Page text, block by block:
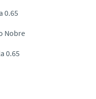
0.65
Nobre
0.65